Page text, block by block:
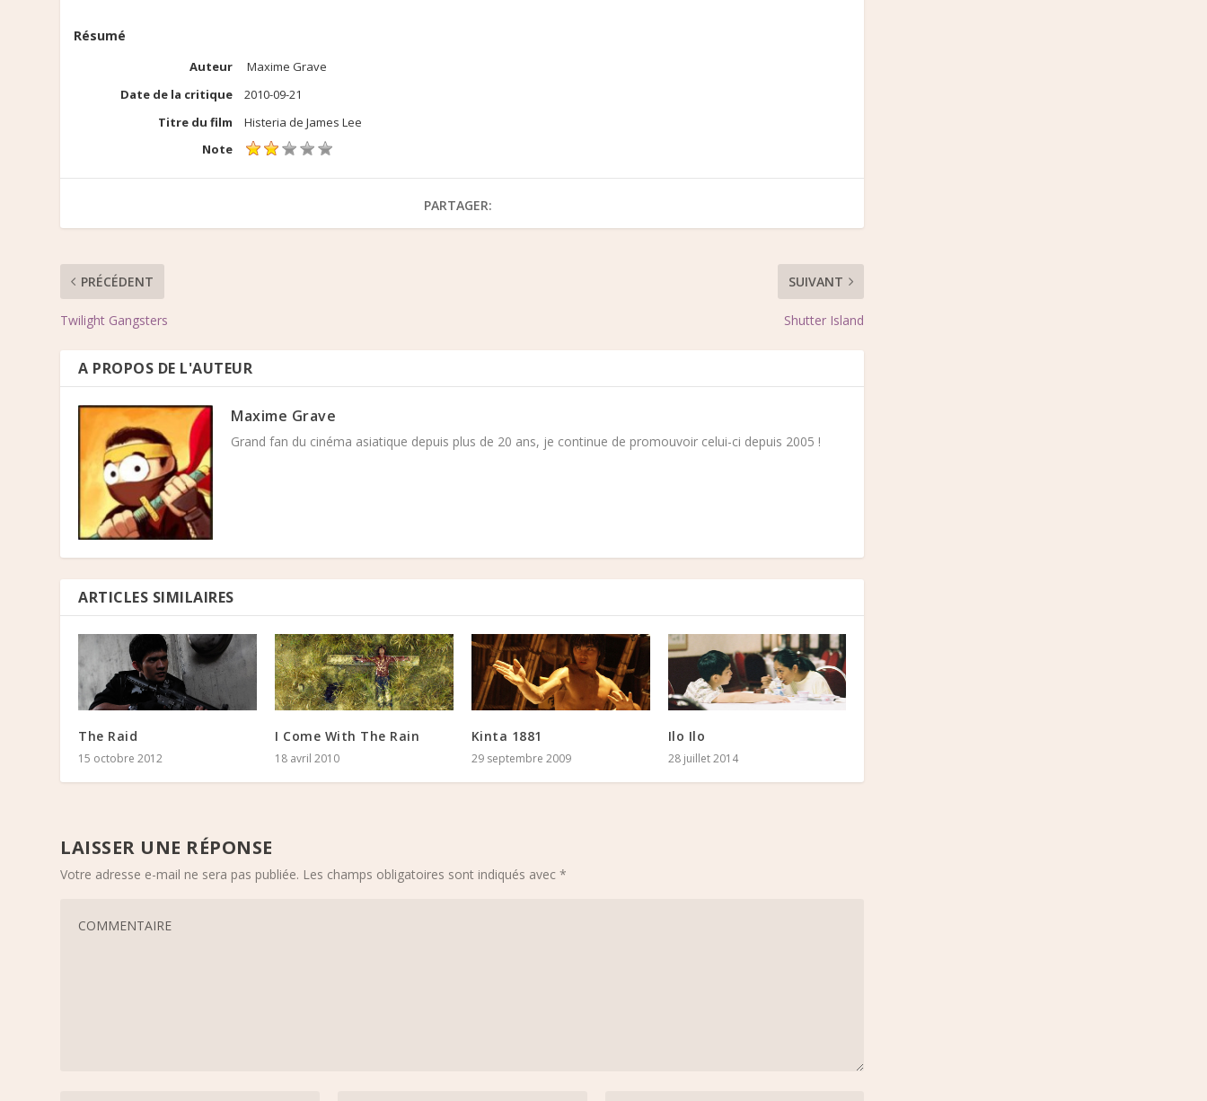
Résumé
Auteur
Maxime Grave
Date de la critique
2010-09-21
Titre du film
Histeria de James Lee
Note
PARTAGER:
PRÉCÉDENT
Twilight Gangsters
SUIVANT
Shutter Island
A PROPOS DE L'AUTEUR
Maxime Grave
Grand fan du cinéma asiatique depuis plus de 20 ans, je continue de promouvoir celui-ci depuis 2005 !
ARTICLES SIMILAIRES
The Raid
15 octobre 2012
I Come With The Rain
18 avril 2010
Kinta 1881
29 septembre 2009
Ilo Ilo
28 juillet 2014
LAISSER UNE RÉPONSE
Votre adresse e-mail ne sera pas publiée. Les champs obligatoires sont indiqués avec*